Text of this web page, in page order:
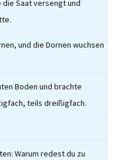
Saat versengt und
und die Dornen wuchsen
Boden und brachte
teils dreißigfach.
Warum redest du zu